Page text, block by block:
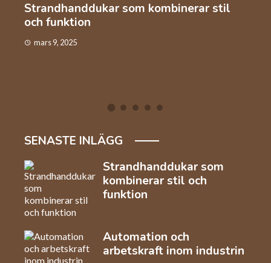
Automation och arbetskraft inom
industrin
januari 22, 2025
SENASTE INLÄGG
Strandhanddukar som
kombinerar stil och
funktion
Automation och
arbetskraft inom industrin